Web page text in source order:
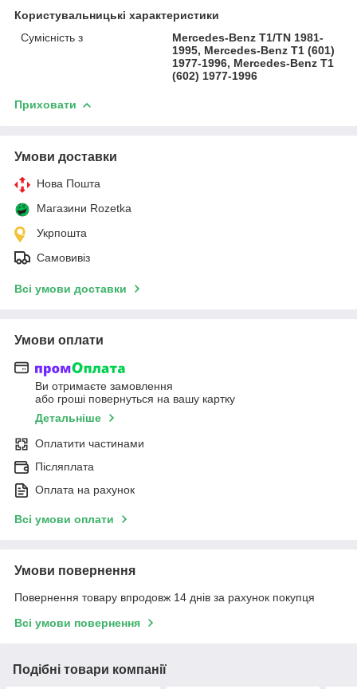
Користувальницькі характеристики
Сумісність з
Mercedes-Benz T1/TN 1981-
1995, Mercedes-Benz T1 (601)
1977-1996, Mercedes-Benz T1
(602) 1977-1996
Приховати
Умови доставки
Нова Пошта
Магазини Rozetka
Укрпошта
Самовивіз
Всі умови доставки
Умови оплати
Ви отримаєте замовлення
або гроші повернуться на вашу картку
Детальніше
Оплатити частинами
Післяплата
Оплата на рахунок
Всі умови оплати
Умови повернення
Повернення товару впродовж 14 днів за рахунок покупця
Всі умови повернення
Подібні товари компанії